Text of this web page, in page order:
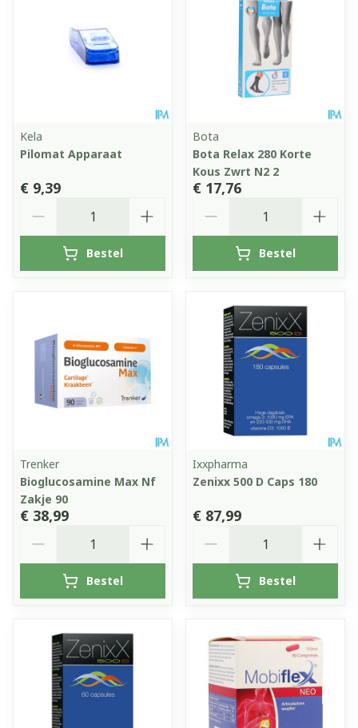
Kela
Pilomat Apparaat
€ 9,39
Bestel
Bota
Bota Relax 280 Korte
Kous Zwrt N2 2
€ 17,76
Bestel
Trenker
Bioglucosamine Max Nf
Zakje 90
€ 38,99
Bestel
Ixxpharma
Zenixx 500 D Caps 180
€ 87,99
Bestel